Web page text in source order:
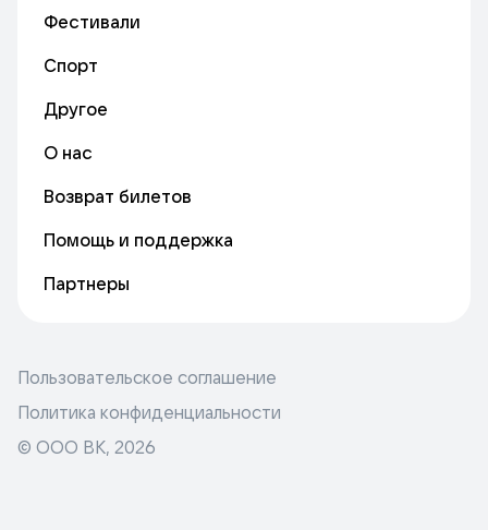
Фестивали
Спорт
Другое
О нас
Возврат билетов
Помощь и поддержка
Партнеры
Пользовательское соглашение
Политика конфиденциальности
© ООО ВК, 2026